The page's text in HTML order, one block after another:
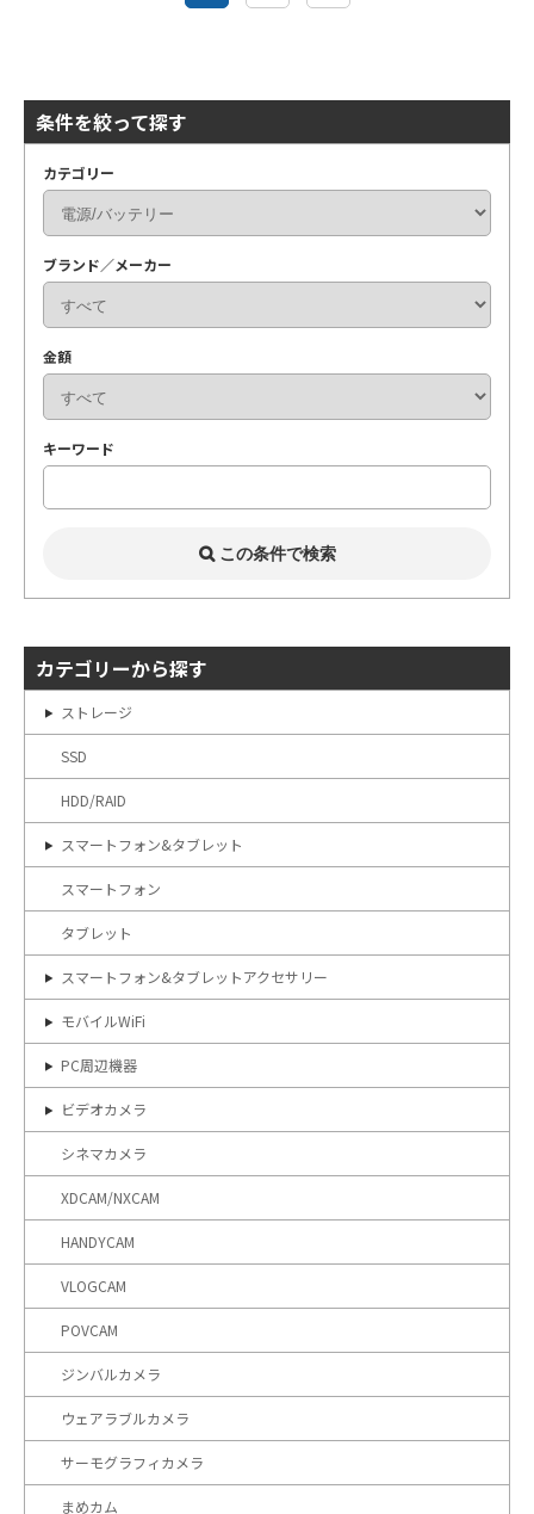
条件を絞って探す
カテゴリー
ブランド／メーカー
金額
キーワード
カテゴリーから探す
ストレージ
SSD
HDD/RAID
スマートフォン&タブレット
スマートフォン
タブレット
スマートフォン&タブレットアクセサリー
モバイルWiFi
PC周辺機器
ビデオカメラ
シネマカメラ
XDCAM/NXCAM
HANDYCAM
VLOGCAM
POVCAM
ジンバルカメラ
ウェアラブルカメラ
サーモグラフィカメラ
まめカム